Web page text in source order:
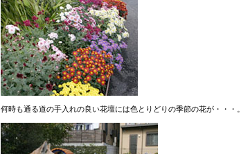
何時も通る道の手入れの良い花壇には色とりどりの季節の花が・・・。